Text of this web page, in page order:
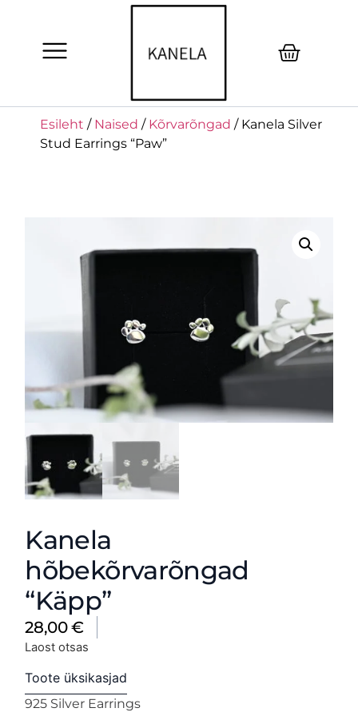
Esileht / Naised / Kõrvarõngad / Kanela Silver
Stud Earrings “Paw”
Kanela
hõbekõrvarõngad
“Käpp”
28,00€
Laost otsas
Toote üksikasjad
925 Silver Earrings